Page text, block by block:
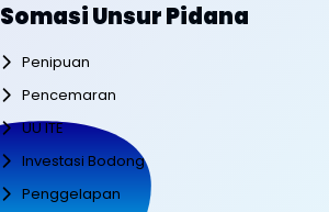
Somasi Unsur Pidana
Penipuan
Pencemaran
UU ITE
Investasi Bodong
Penggelapan